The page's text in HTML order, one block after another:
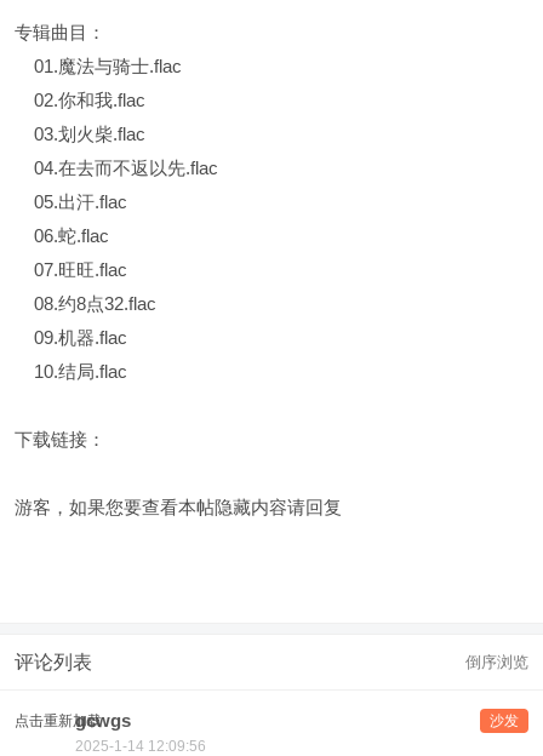
专辑曲目：
01.魔法与骑士.flac
02.你和我.flac
03.划火柴.flac
04.在去而不返以先.flac
05.出汗.flac
06.蛇.flac
07.旺旺.flac
08.约8点32.flac
09.机器.flac
10.结局.flac
下载链接：
游客，如果您要查看本帖隐藏内容请回复
评论列表 倒序浏览
点击重新加载 沙发
gcwgs
2025-1-14 12:09:56